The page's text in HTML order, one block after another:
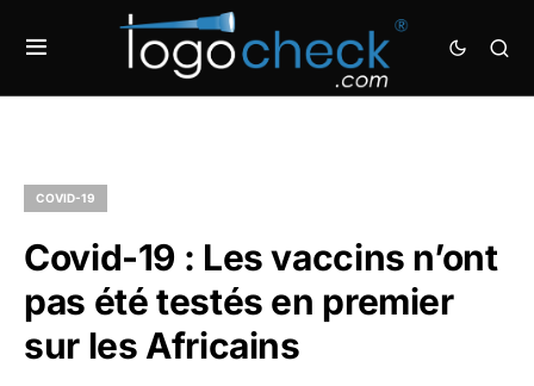
COVID-19
Covid-19 : Les vaccins n’ont
pas été testés en premier
sur les Africains